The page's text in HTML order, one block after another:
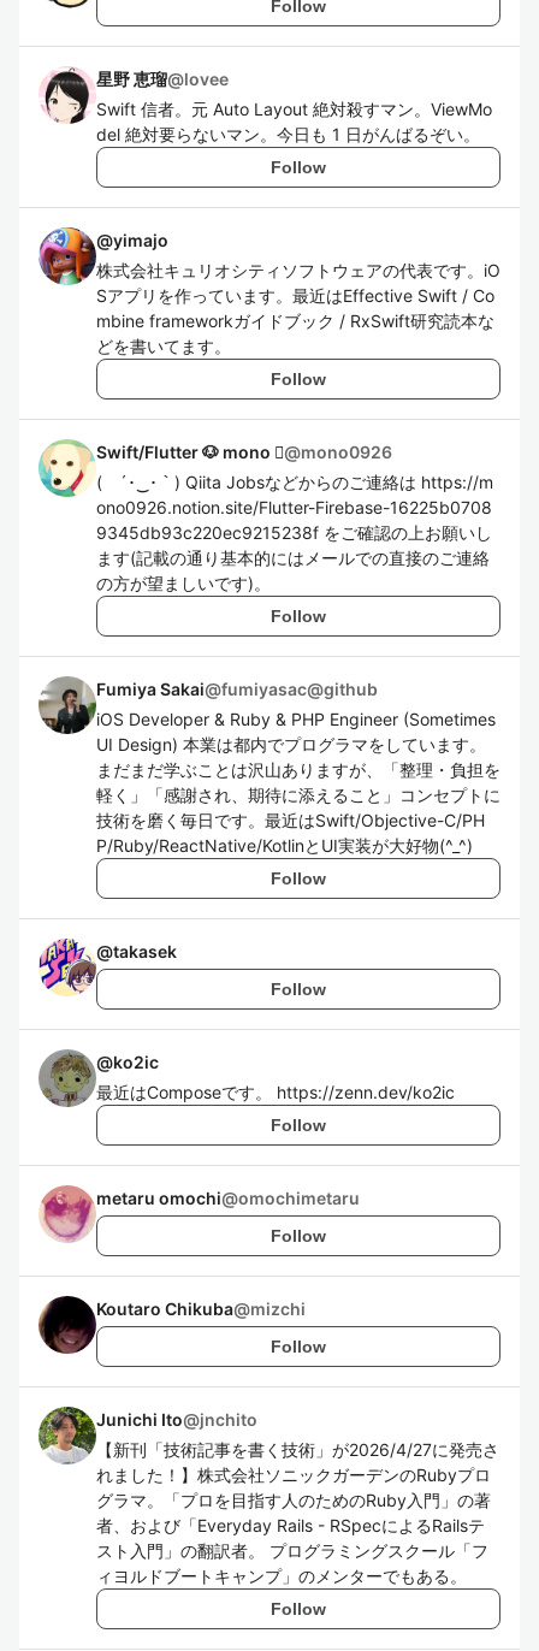
Follow
星野 恵瑠@lovee
Swift 信者。元 Auto Layout 絶対殺すマン。ViewMo
del 絶対要らないマン。今日も 1 日がんばるぞい。
Follow
@yimajo
株式会社キュリオシティソフトウェアの代表です。iO
Sアプリを作っています。最近はEffective Swift / Co
mbine frameworkガイドブック / RxSwift研究読本な
どを書いてます。
Follow
Swift/Flutter 🐶 mono @mono0926
( ´･‿･｀) Qiita Jobsなどからのご連絡は https://m
ono0926.notion.site/Flutter-Firebase-16225b0708
9345db93c220ec9215238f をご確認の上お願いし
ます(記載の通り基本的にはメールでの直接のご連絡
の方が望ましいです)。
Follow
Fumiya Sakai@fumiyasac@github
iOS Developer & Ruby & PHP Engineer (Sometimes
UI Design) 本業は都内でプログラマをしています。
まだまだ学ぶことは沢山ありますが、「整理・負担を
軽く」「感謝され、期待に添えること」コンセプトに
技術を磨く毎日です。最近はSwift/Objective-C/PH
P/Ruby/ReactNative/KotlinとUI実装が大好物(^_^)
Follow
@takasek
Follow
@ko2ic
最近はComposeです。 https://zenn.dev/ko2ic
Follow
metaru omochi@omochimetaru
Follow
Koutaro Chikuba@mizchi
Follow
Junichi Ito@jnchito
【新刊「技術記事を書く技術」が2026/4/27に発売さ
れました！】株式会社ソニックガーデンのRubyプロ
グラマ。「プロを目指す人のためのRuby入門」の著
者、および「Everyday Rails - RSpecによるRailsテ
スト入門」の翻訳者。 プログラミングスクール「フ
ィヨルドブートキャンプ」のメンターでもある。
Follow